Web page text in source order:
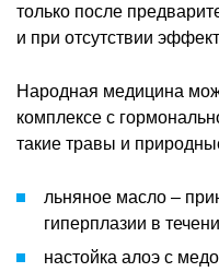
только после
и при отсутствии
Народная медицина
комплексе с
такие травы и
льняное масло –
гиперплазии в
настойка алоэ с